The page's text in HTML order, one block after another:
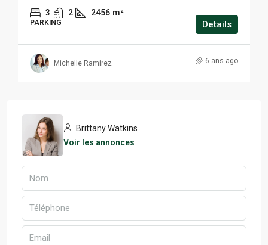
3 2 2456 m²
PARKING Details
Michelle Ramirez 6 ans ago
Brittany Watkins
Voir les annonces